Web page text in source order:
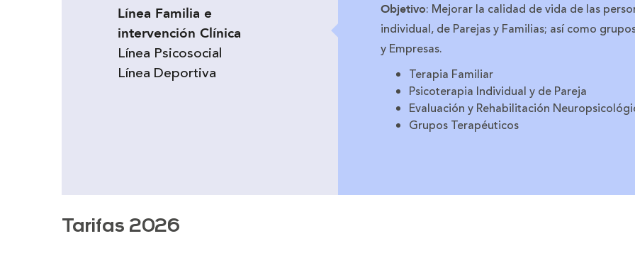
Línea Familia e
intervención Clínica
Línea Psicosocial
Línea Deportiva
Objetivo: Mejorar la calidad de vida de las
individual, de Parejas y Familias; así como
y Empresas.
Terapia Familiar
Psicoterapia Individual y de Pareja
Evaluación y Rehabilitación
Grupos Terapéuticos
Tarifas 2026